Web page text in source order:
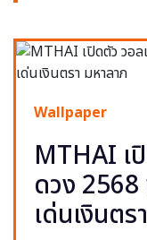
Wallpaper
MTHAI เ
ดวง 2568
เด่นเงินตร